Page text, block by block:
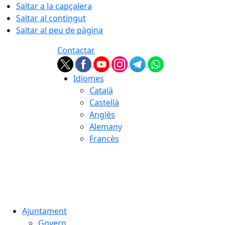
Saltar a la capçalera
Saltar al contingut
Saltar al peu de pàgina
Contactar
Idiomes
Català
Castellà
Anglès
Alemany
Francès
Ajuntament